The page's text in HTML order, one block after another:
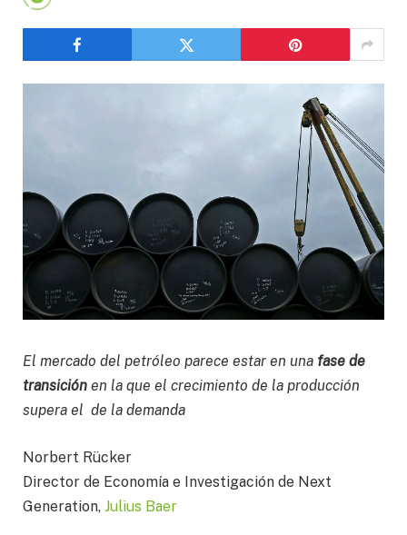
El mercado del petróleo parece estar en una fase de
transición en la que el crecimiento de la producción
supera el de la demanda
Norbert Rücker
Director de Economía e Investigación de Next
Generation, Julius Baer